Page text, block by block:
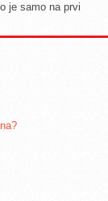
je samo na prvi